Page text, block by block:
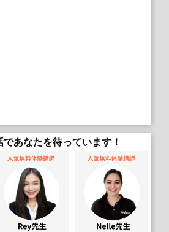
あなたを待っています！